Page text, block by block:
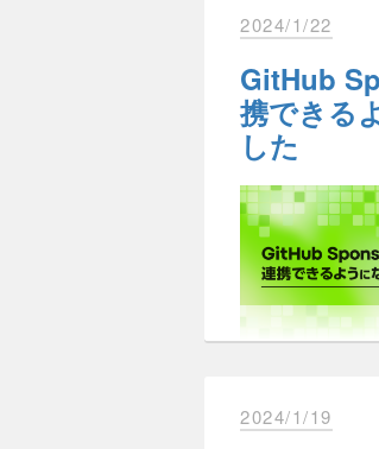
変更後もQiitaを
ご不便を感じら
皆様からの貴重
https://
Qiitaの
ティの取
Qiitaでは日々ア
取り組んでいま
取り組みの内容
覧ください
アクセシビリテ
立ち上げました
盛り上げるため
影響
メンテナンス実
Qiita Team, Qiita
ご利用の皆様に
すが、よろしく
て公開していた
ープンベータ版
お知らせします
クローズドベー
き、フィードバ
ーザーの皆様あ
😊
クローズドベー
ちら
2024/1/22
GitHub
携できる
した
Advent Calendar
2024/1/19